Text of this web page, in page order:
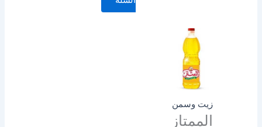
زيت وسمن
الممتاز